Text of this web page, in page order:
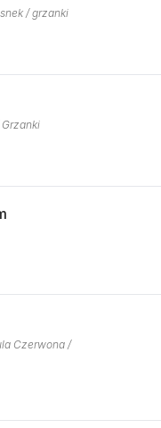
/ grzanki
Czerwona /